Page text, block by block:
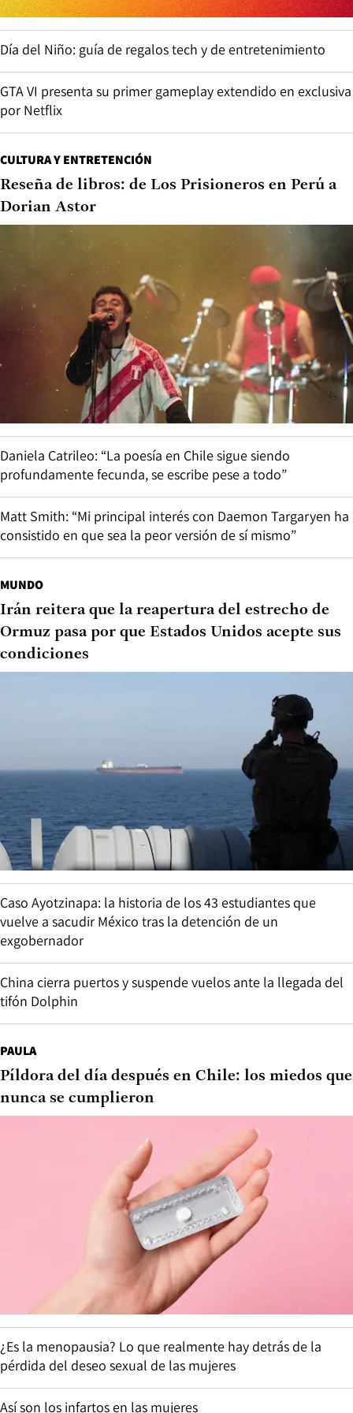
Día del Niño: guía de regalos tech y de entretenimiento
GTA VI presenta su primer gameplay extendido en exclusiva
por Netflix
CULTURA Y ENTRETENCIÓN
Reseña de libros: de Los Prisioneros en Perú a
Dorian Astor
Daniela Catrileo: “La poesía en Chile sigue siendo
profundamente fecunda, se escribe pese a todo”
Matt Smith: “Mi principal interés con Daemon Targaryen ha
consistido en que sea la peor versión de sí mismo”
MUNDO
Irán reitera que la reapertura del estrecho de
Ormuz pasa por que Estados Unidos acepte sus
condiciones
Caso Ayotzinapa: la historia de los 43 estudiantes que
vuelve a sacudir México tras la detención de un
exgobernador
China cierra puertos y suspende vuelos ante la llegada del
tifón Dolphin
PAULA
Píldora del día después en Chile: los miedos que
nunca se cumplieron
¿Es la menopausia? Lo que realmente hay detrás de la
pérdida del deseo sexual de las mujeres
Así son los infartos en las mujeres